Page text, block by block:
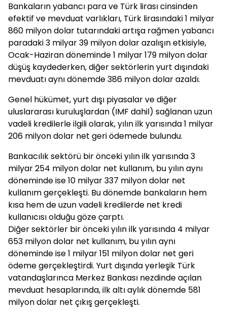
Bankaların yabancı para ve Türk lirası cinsinden
efektif ve mevduat varlıkları, Türk lirasındaki 1 milyar
860 milyon dolar tutarındaki artışa rağmen yabancı
paradaki 3 milyar 39 milyon dolar azalışın etkisiyle,
Ocak-Haziran döneminde 1 milyar 179 milyon dolar
düşüş kaydederken, diğer sektörlerin yurt dışındaki
mevduatı aynı dönemde 386 milyon dolar azaldı.
Genel hükümet, yurt dışı piyasalar ve diğer
uluslararası kuruluşlardan (IMF dahil) sağlanan uzun
vadeli kredilerle ilgili olarak, yılın ilk yarısında 1 milyar
206 milyon dolar net geri ödemede bulundu.
Bankacılık sektörü bir önceki yılın ilk yarısında 3
milyar 254 milyon dolar net kullanım, bu yılın aynı
döneminde ise 10 milyar 337 milyon dolar net
kullanım gerçekleşti. Bu dönemde bankaların hem
kısa hem de uzun vadeli kredilerde net kredi
kullanıcısı olduğu göze çarptı.
Diğer sektörler bir önceki yılın ilk yarısında 4 milyar
653 milyon dolar net kullanım, bu yılın aynı
döneminde ise 1 milyar 151 milyon dolar net geri
ödeme gerçekleştirdi. Yurt dışında yerleşik Türk
vatandaşlarınca Merkez Bankası nezdinde açılan
mevduat hesaplarında, ilk altı aylık dönemde 581
milyon dolar net çıkış gerçekleşti.